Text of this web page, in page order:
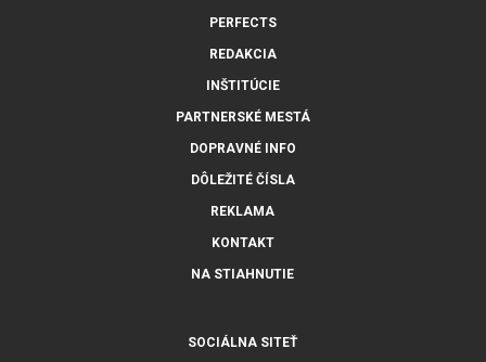
PERFECTS
REDAKCIA
INŠTITÚCIE
PARTNERSKÉ MESTÁ
DOPRAVNÉ INFO
DÔLEŽITÉ ČÍSLA
REKLAMA
KONTAKT
NA STIAHNUTIE
SOCIÁLNA SITEŤ